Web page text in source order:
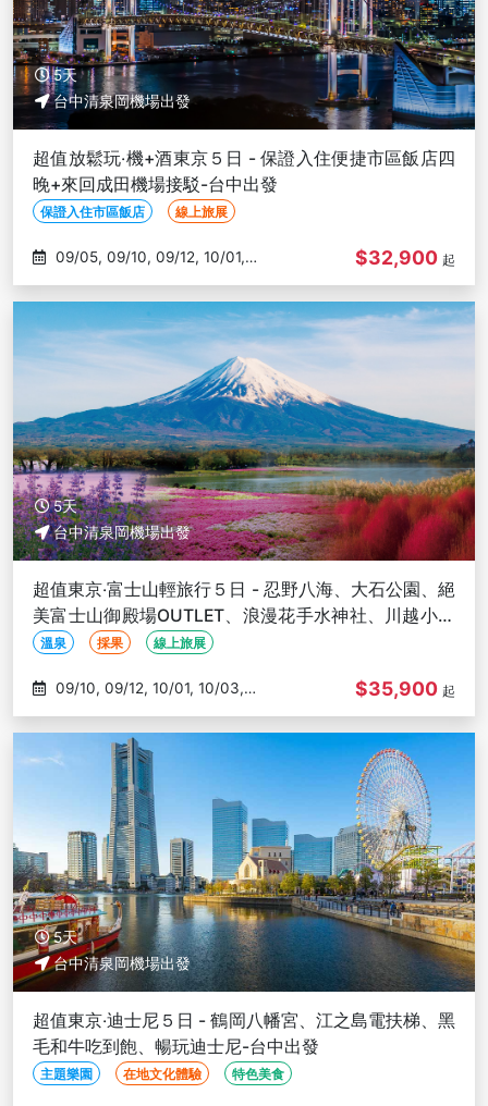
5天
台中清泉岡機場出發
超值放鬆玩‧機+酒東京５日 - 保證入住便捷市區飯店四
晚+來回成田機場接駁-台中出發
保證入住市區飯店 線上旅展
10/03
$32,900 起
5天
台中清泉岡機場出發
超值東京‧富士山輕旅行５日 - 忍野八海、大石公園、絕
美富士山御殿場OUTLET、浪漫花手水神社、川越小江
戶-台中出發
溫泉 採果 線上旅展
10/15
$35,900 起
5天
台中清泉岡機場出發
超值東京‧迪士尼５日 - 鶴岡八幡宮、江之島電扶梯、黑
毛和牛吃到飽、暢玩迪士尼-台中出發
主題樂園 在地文化體驗 特色美食